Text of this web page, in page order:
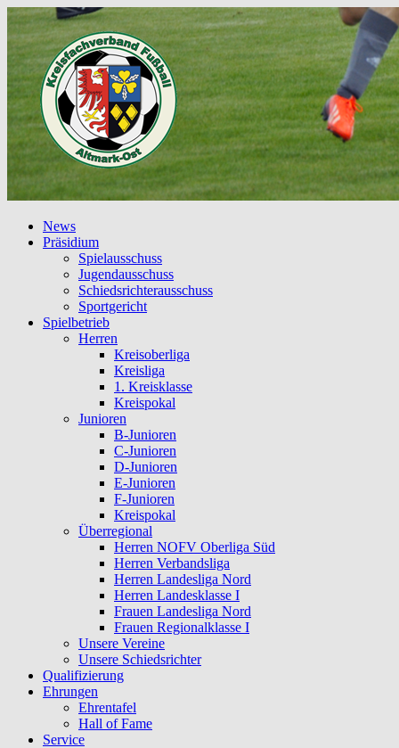
News
Präsidium
Spielausschuss
Jugendausschuss
Schiedsrichterausschuss
Sportgericht
Spielbetrieb
Herren
Kreisoberliga
Kreisliga
1. Kreisklasse
Kreispokal
Junioren
B-Junioren
C-Junioren
D-Junioren
E-Junioren
F-Junioren
Kreispokal
Überregional
Herren NOFV Oberliga Süd
Herren Verbandsliga
Herren Landesliga Nord
Herren Landesklasse I
Frauen Landesliga Nord
Frauen Regionalklasse I
Unsere Vereine
Unsere Schiedsrichter
Qualifizierung
Ehrungen
Ehrentafel
Hall of Fame
Service